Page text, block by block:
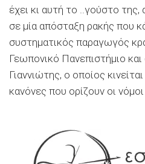
έχει κι αυτή το ..γούστο
σε μία απόσταξη ρακής που
συστηματικός παραγωγός
Γεωπονικό Πανεπιστήμιο
Γιαννιώτης, ο οποίος
κανόνες που ορίζουν οι